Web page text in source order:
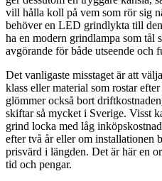
vill hålla koll på vem som rör sig
behöver en LED grindlykta till
ha en modern grindlampa som tål
avgörande för både utseende och
Det vanligaste misstaget är att
klass eller material som rostar
glömmer också bort
skiftar så mycket i Sverige. Visst
grind locka med låg
efter två år eller om installationen
prisvärd i längden. Det är här en
tid och pengar.